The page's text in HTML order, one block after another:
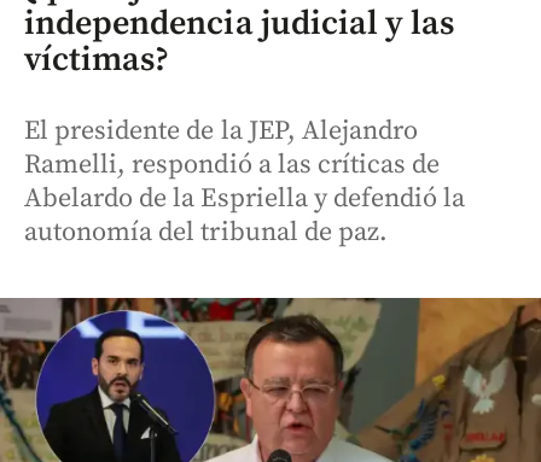
independencia judicial y las
víctimas?
El presidente de la JEP, Alejandro
Ramelli, respondió a las críticas de
Abelardo de la Espriella y defendió la
autonomía del tribunal de paz.